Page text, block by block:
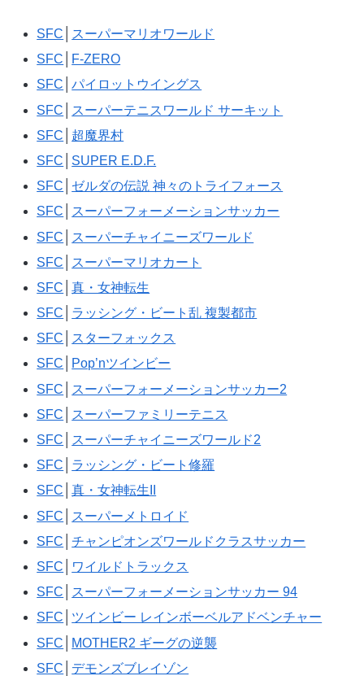
SFC
スーパーマリオワールド
SFC
F-ZERO
SFC │パイロットウイングス
SFC
スーパーテニスワールド サーキット
SFC
超魔界村
SFC
SUPER E.D.F.
SFC
ゼルダの伝説 神々のトライフォース
SFC
スーパーフォーメーションサッカー
SFC
スーパーチャイニーズワールド
SFC
スーパーマリオカート
SFC │真・女神転生
SFC
ラッシング・ビート乱 複製都市
SFC
スターフォックス
SFC
Pop’nツインビー
SFC
スーパーフォーメーションサッカー2
SFC
スーパーファミリーテニス
SFC
スーパーチャイニーズワールド2
SFC
ラッシング・ビート修羅
SFC │真・女神転生II
SFC
スーパーメトロイド
SFC │チャンピオンズワールドクラスサッカー
SFC
ワイルドトラックス
SFC
スーパーフォーメーションサッカー 94
SFC
ツインビー レインボーベルアドベンチャー
SFC
MOTHER2 ギーグの逆襲
SFC
デモンズブレイゾン